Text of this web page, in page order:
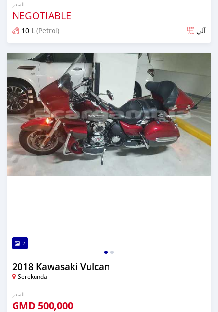
السعر
NEGOTIABLE
10 L (Petrol) آلي
تم النشر منذ حوالي 6 سنوات مضت
2
2018 Kawasaki Vulcan
Serekunda
السعر
GMD 500,000